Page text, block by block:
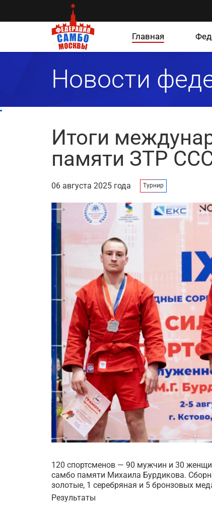
Главная
Новости
Итоги
памяти ЗТР
06 августа 2025 года Турнир
120 спортсменов — 90 мужчин и 30
самбо памяти Михаила Бурдикова.
золотые, 1 серебряная и 5 бронзовых
Результаты